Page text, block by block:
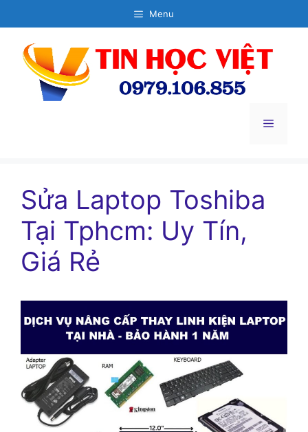
đến
dung
Menu
Menu
Sửa Laptop Toshiba
Tại Tphcm: Uy Tín,
Giá Rẻ